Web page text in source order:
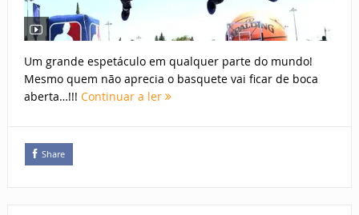
Um grande espetáculo em qualquer parte do mundo!
Mesmo quem não aprecia o basquete vai ficar de boca
aberta…!!! Continuar a ler
Share